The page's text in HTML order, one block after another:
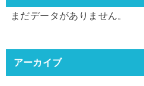
まだデータがありません。
アーカイブ